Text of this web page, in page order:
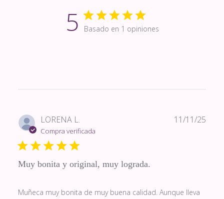
5 Basado en 1 opiniones
LORENA L.
Compra verificada
Muy bonita y original, muy lograda.
Muñeca muy bonita de muy buena calidad. Aunque lleva
11/11/25